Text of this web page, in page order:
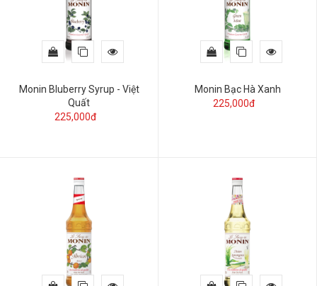
Monin Bluberry Syrup - Việt
Quất
225,000đ
Monin Bạc Hà Xanh
225,000đ